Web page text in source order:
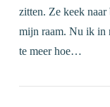
zitten. Ze keek
mijn raam. Nu ik in
te meer hoe…